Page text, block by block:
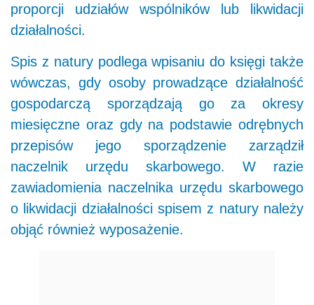
proporcji udziałów wspólników lub likwidacji
działalności.
Spis z natury podlega wpisaniu do księgi także
wówczas, gdy osoby prowadzące działalność
gospodarczą sporządzają go za okresy
miesięczne oraz gdy na podstawie odrębnych
przepisów jego sporządzenie zarządził
naczelnik urzędu skarbowego. W razie
zawiadomienia naczelnika urzędu skarbowego
o likwidacji działalności spisem z natury należy
objąć również wyposażenie.